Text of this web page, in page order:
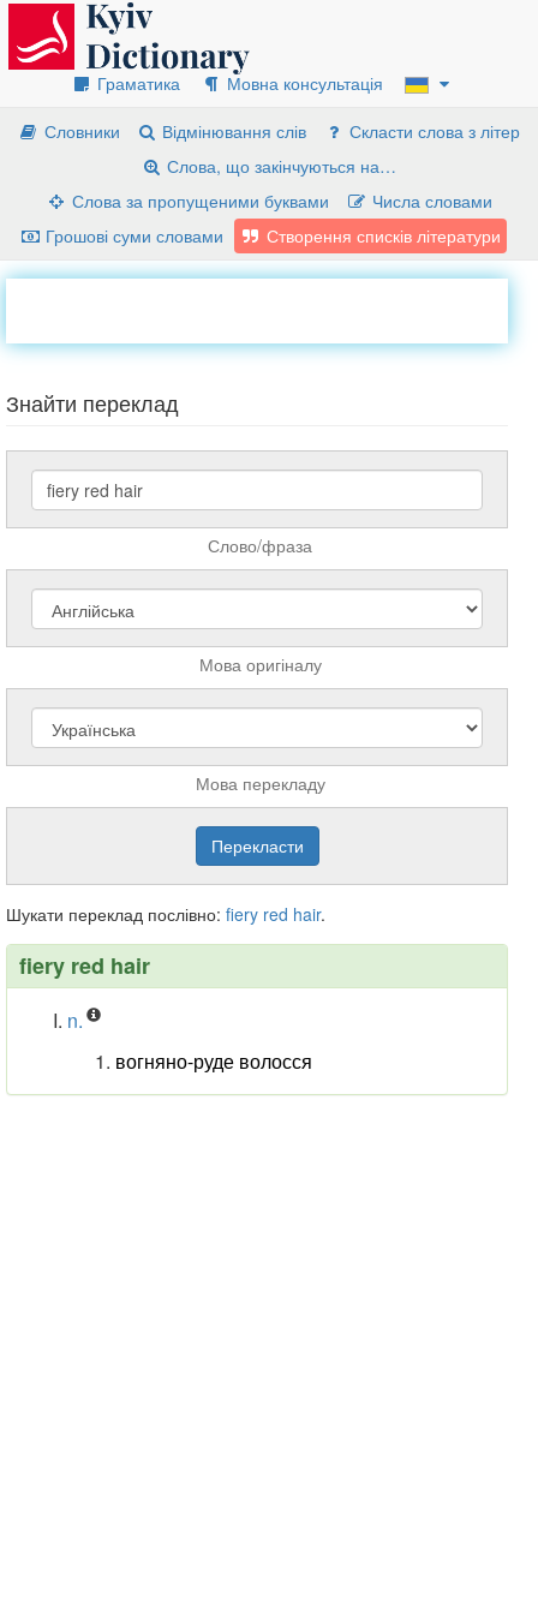
Граматика
Мовна консультація
Словники
Відмінювання слів
Скласти слова з літер
Слова, що закінчуються на…
Слова за пропущеними буквами
Числа словами
Грошові суми словами
Створення списків літератури
Знайти переклад
Слово/фраза
Мова оригіналу
Мова перекладу
Шукати переклад послівно: fiery red hair.
fiery red hair
n.
вогняно-руде волосся